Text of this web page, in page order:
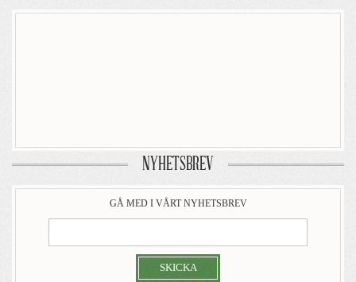
NYHETSBREV
GÅ MED I VÅRT NYHETSBREV
SKICKA